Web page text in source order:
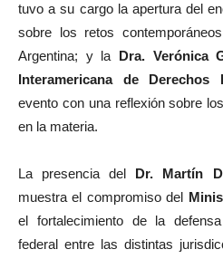
tuvo a su cargo la apertura del
sobre los retos
Argentina; y la Dra. Verónica
Interamericana de Derechos
evento con una reflexión sobre
en la materia.
La presencia del Dr. Martín
muestra el compromiso del
el fortalecimiento de la
federal entre las distintas